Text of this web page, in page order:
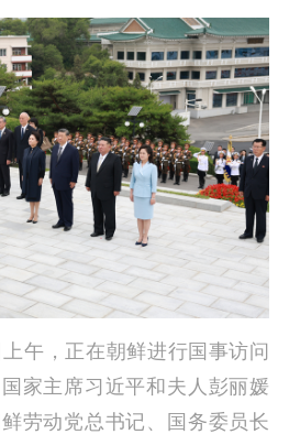
公开制度
信息公开指南
报
政策法规
作动态
论武装
宣传宣讲 研究阐释
学社科
工作通知
成果集萃
资料下载
闻宣传
，正在朝鲜进行国事访问
家主席习近平和夫人彭丽媛
劳动党总书记、国务委员长